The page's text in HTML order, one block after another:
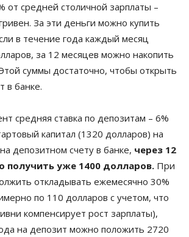
от средней столичной зарплаты –
За эти деньги можно купить
в течение года каждый месяц
за 12 месяцев можно накопить
суммы достаточно, чтобы открыть
в банке.
средняя ставка по депозитам – 6%
капитал (1320 долларов) на
депозитном счету в банке, через 12
получить уже 1400 долларов. При
откладывать ежемесячно 30%
по 110 долларов с учетом, что
компенсирует рост зарплаты),
на депозит можно положить 2720